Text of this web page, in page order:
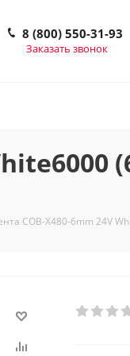
8 (800) 550-31-93
Заказать звонок
COB-X480-6mm 24V